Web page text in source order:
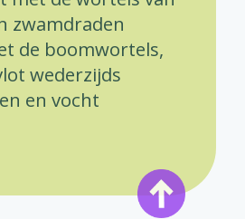
zwamdraden
de boomwortels,
wederzijds
en vocht